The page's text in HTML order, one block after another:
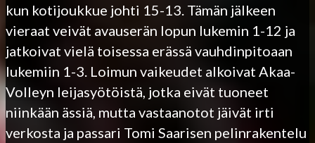
kun kotijoukkue johti 15-13. Tämän jälkeen
vieraat veivät avauserän lopun lukemin 1-12 ja
jatkoivat vielä toisessa erässä vauhdinpitoaan
lukemiin 1-3. Loimun vaikeudet alkoivat Akaa-
Volleyn leijasyötöistä, jotka eivät tuoneet
niinkään ässiä, mutta vastaanotot jäivät irti
verkosta ja passari Tomi Saarisen pelinrakentelu